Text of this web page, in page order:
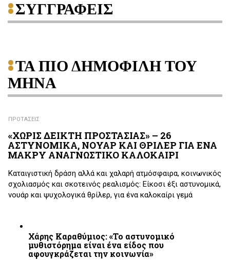
ΣΥΓΓΡΑΦΕΙΣ
ΤΑ ΠΙΟ ΔΗΜΟΦΙΛΗ ΤΟΥ
ΜΗΝΑ
ΠΡΟΤΑΣΕΙΣ
«ΧΩΡΙΣ ΔΕΙΚΤΗ ΠΡΟΣΤΑΣΙΑΣ» – 26
ΑΣΤΥΝΟΜΙΚΑ, ΝΟΥΑΡ ΚΑΙ ΘΡΙΛΕΡ ΓΙΑ ΕΝΑ
ΜΑΚΡΥ ΑΝΑΓΝΩΣΤΙΚΟ ΚΑΛΟΚΑΙΡΙ
Καταιγιστική δράση αλλά και χαλαρή ατμόσφαιρα, κοινωνικός
σχολιασμός και σκοτεινός ρεαλισμός: Είκοσι έξι αστυνομικά,
νουάρ και ψυχολογικά θρίλερ, για ένα καλοκαίρι γεμά
Χάρης Καραθύμιος: «Το αστυνομικό
μυθιστόρημα είναι ένα είδος που
αφουγκράζεται την κοινωνία»